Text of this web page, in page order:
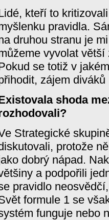
kteří to
pravidla.
druhou stranu je
vyvolat
se totiž v
zájem diváků
shoda
Strategické
protože
dobrý nápad.
a podpořili
pravidlo
formule 1 se
funguje nebo